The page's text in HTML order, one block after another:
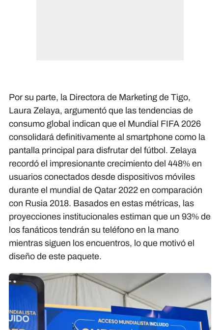
Por su parte, la Directora de Marketing de Tigo,
Laura Zelaya, argumentó que las tendencias de
consumo global indican que el Mundial FIFA 2026
consolidará definitivamente al smartphone como la
pantalla principal para disfrutar del fútbol. Zelaya
recordó el impresionante crecimiento del 448% en
usuarios conectados desde dispositivos móviles
durante el mundial de Qatar 2022 en comparación
con Rusia 2018. Basados en estas métricas, las
proyecciones institucionales estiman que un 93% de
los fanáticos tendrán su teléfono en la mano
mientras siguen los encuentros, lo que motivó el
diseño de este paquete.